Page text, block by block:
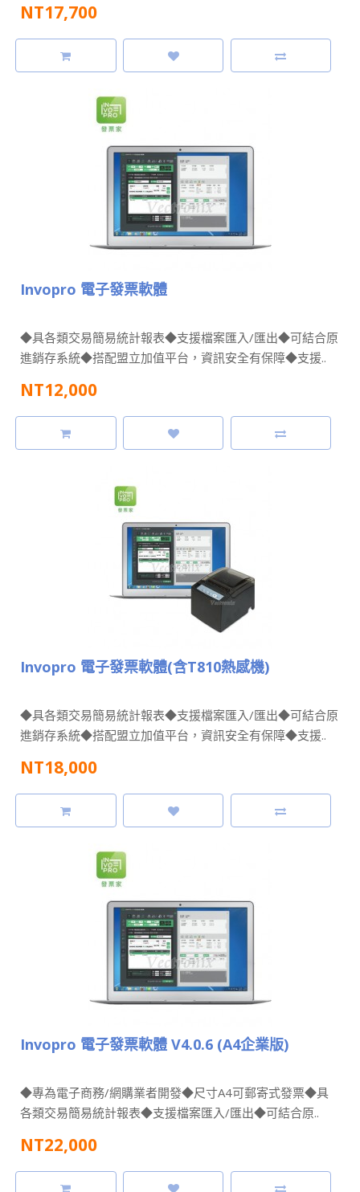
NT17,700
Invopro 電子發票軟體
◆具各類交易簡易統計報表◆支援檔案匯入/匯出◆可結合原
進銷存系統◆搭配盟立加值平台，資訊安全有保障◆支援..
NT12,000
Invopro 電子發票軟體(含T810熱感機)
◆具各類交易簡易統計報表◆支援檔案匯入/匯出◆可結合原
進銷存系統◆搭配盟立加值平台，資訊安全有保障◆支援..
NT18,000
Invopro 電子發票軟體 V4.0.6 (A4企業版)
◆專為電子商務/網購業者開發◆尺寸A4可郵寄式發票◆具
各類交易簡易統計報表◆支援檔案匯入/匯出◆可結合原..
NT22,000